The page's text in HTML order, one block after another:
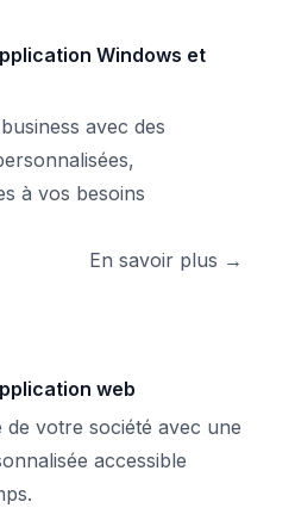
Windows et
avec des
à vos besoins
En savoir plus →
web
votre société avec une
accessible